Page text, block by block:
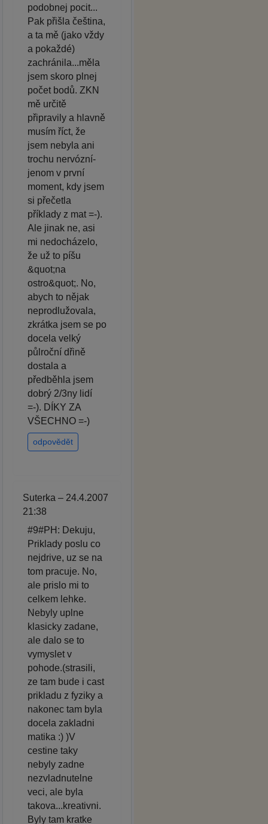
podobnej pocit...
Pak přišla čeština,
a ta mě (jako vždy
a pokaždé)
zachránila...měla
jsem skoro plnej
počet bodů. ZKN
mě určitě
připravily a hlavně
musím říct, že
jsem nebyla ani
trochu nervózní-
jenom v první
moment, kdy jsem
si přečetla
příklady z mat =-).
Ale jinak ne, asi
mi nedocházelo,
že už to píšu
&quot;na
ostro&quot;. No,
abych to nějak
neprodlužovala,
zkrátka jsem se po
docela velký
půlroční dřině
dostala a
předběhla jsem
dobrý 2/3ny lidí
=-). DÍKY ZA
VŠECHNO =-)
odpovědět
Suterka – 24.4.2007
21:38
#9#PH: Dekuju,
Priklady poslu co
nejdrive, uz se na
tom pracuje. No,
ale prislo mi to
celkem lehke.
Nebyly uplne
klasicky zadane,
ale dalo se to
vymyslet v
pohode.(strasili,
ze tam bude i cast
prikladu z fyziky a
nakonec tam byla
docela zakladni
matika :) )V
cestine taky
nebyly zadne
nezvladnutelne
veci, ale byla
takova...kreativni.
Byly tam kratke